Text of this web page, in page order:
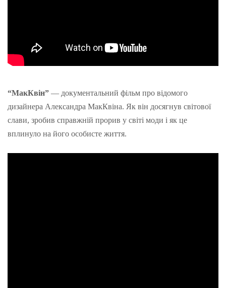
“МакКвін” — документальний фільм про відомого
дизайнера Александра МакКвіна. Як він досягнув світової
слави, зробив справжній прорив у світі моди і як це
вплинуло на його особисте життя.